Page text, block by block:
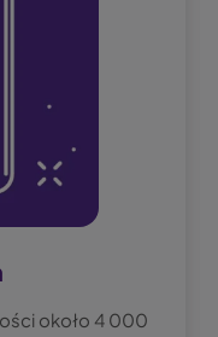
około 4 000